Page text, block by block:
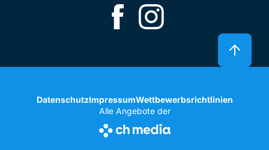
DatenschutzImpressumWettbewerbsrichtlinien
Alle Angebote der